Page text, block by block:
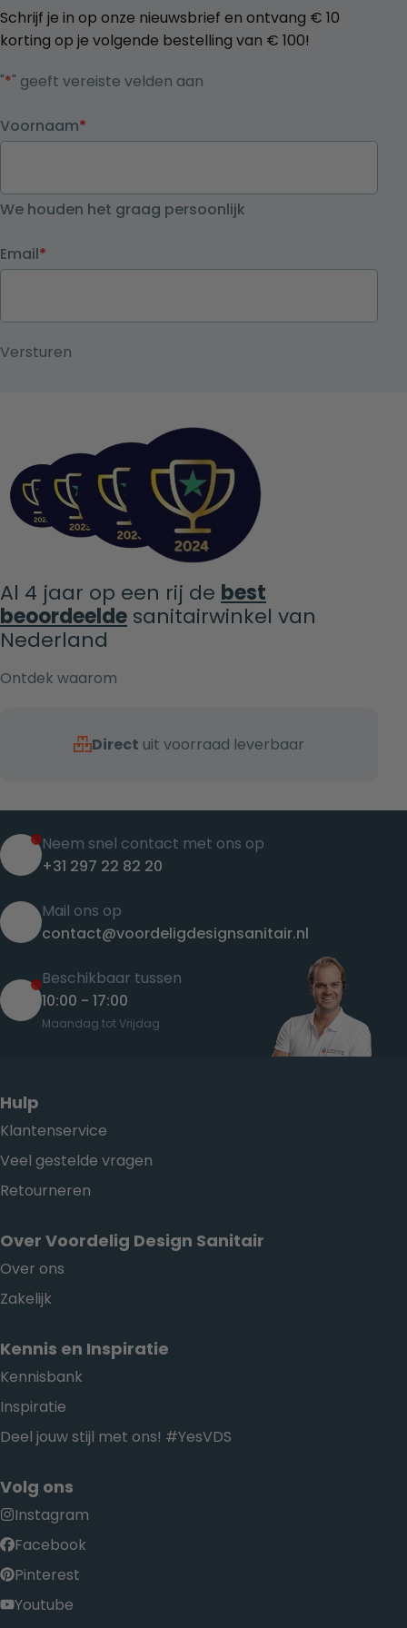
Schrijf je in op onze nieuwsbrief en ontvang € 10
korting op je volgende bestelling van € 100!
"*" geeft vereiste velden aan
Voornaam*
We houden het graag persoonlijk
Email*
Al 4 jaar op een rij de best
beoordeelde sanitairwinkel van
Nederland
Ontdek waarom
Direct uit voorraad leverbaar
Neem snel contact met ons op
+31 297 22 82 20
Mail ons op
contact@voordeligdesignsanitair.nl
Beschikbaar tussen
10:00 - 17:00
Maandag tot Vrijdag
Hulp
Klantenservice
Veel gestelde vragen
Retourneren
Over Voordelig Design Sanitair
Over ons
Zakelijk
Kennis en Inspiratie
Kennisbank
Inspiratie
Deel jouw stijl met ons! #YesVDS
Volg ons
Instagram
Facebook
Pinterest
Youtube